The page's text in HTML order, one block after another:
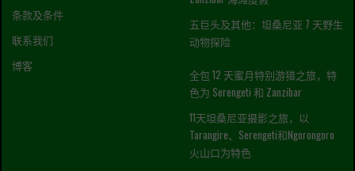
条款及条件
联系我们
博客
五巨头及其他：坦桑尼亚 7 天野生
动物探险
全包 12 天蜜月特别游猎之旅，特
色为 Serengeti 和 Zanzibar
11天坦桑尼亚摄影之旅，以
Tarangire、Serengeti和Ngorongoro
火山口为特色